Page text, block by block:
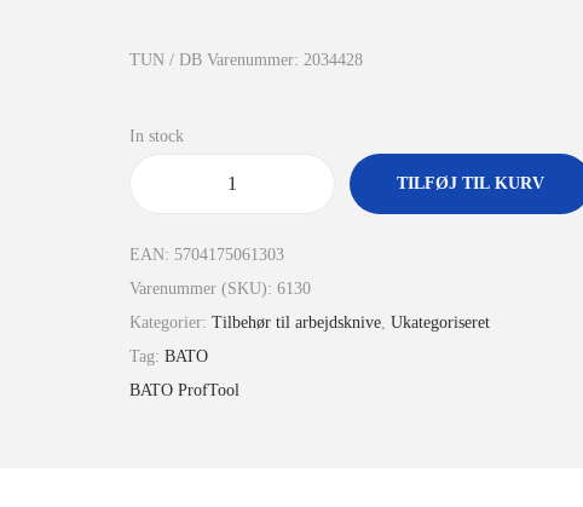
TUN / DB Varenummer: 2034428
In stock
TILFØJ TIL KURV
EAN: 5704175061303
Varenummer (SKU): 6130
Kategorier: Tilbehør til arbejdsknive, Ukategoriseret
Tag: BATO
BATO ProfTool